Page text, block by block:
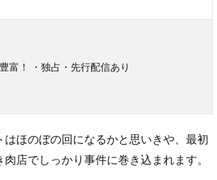
富！ ・独占・先行配信あり
ほのぼの回になるかと思いきや、最初
店でしっかり事件に巻き込まれます。